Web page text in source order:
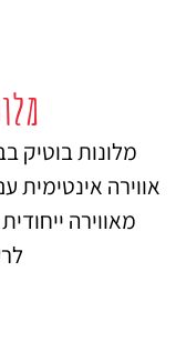
מלונות בוטיק
אווירה אינטימית
מאווירה